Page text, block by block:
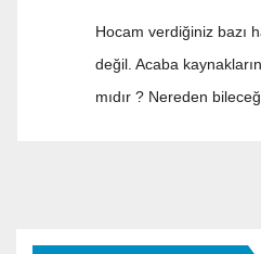
Hocam verdiğiniz bazı
değil. Acaba
mıdır ? Nereden